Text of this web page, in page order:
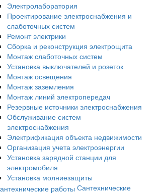
Электролаборатория
Проектирование электроснабжения и
слаботочных систем
Ремонт электрики
Сборка и реконструкция электрощита
Монтаж слаботочных систем
Установка выключателей и розеток
Монтаж освещения
Монтаж заземления
Монтаж линий электропередач
Резервные источники электроснабжения
Обслуживание систем
электроснабжения
Электрификация объекта недвижимости
Организация учета электроэнергии
Установка зарядной станции для
электромобиля
Установка молниезащиты
Сантехнические